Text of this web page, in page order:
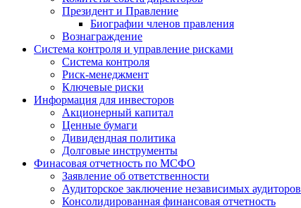
Президент и Правление
Биографии членов правления
Вознаграждение
Система контроля и управление рисками
Система контроля
Риск-менеджмент
Ключевые риски
Информация для инвесторов
Акционерный капитал
Ценные бумаги
Дивидендная политика
Долговые инструменты
Финасовая отчетность по МСФО
Заявление об ответственности
Аудиторское заключение независимых аудиторов
Консолидированная финансовая отчетность